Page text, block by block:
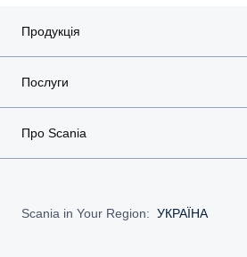
Продукція
Послуги
Про Scania
Scania in Your Region: УКРАЇНА